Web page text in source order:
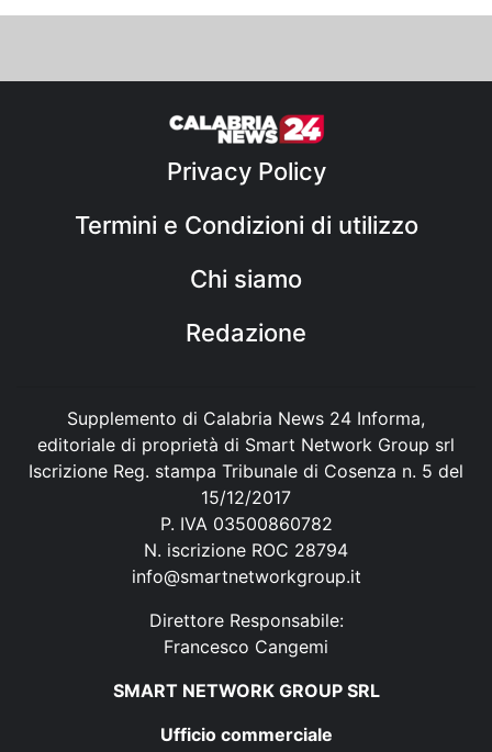
Privacy Policy
Termini e Condizioni di utilizzo
Chi siamo
Redazione
Supplemento di Calabria News 24 Informa,
editoriale di proprietà di Smart Network Group srl
Iscrizione Reg. stampa Tribunale di Cosenza n. 5 del
15/12/2017
P. IVA 03500860782
N. iscrizione ROC 28794
info@smartnetworkgroup.it
Direttore Responsabile:
Francesco Cangemi
SMART NETWORK GROUP SRL
Ufficio commerciale